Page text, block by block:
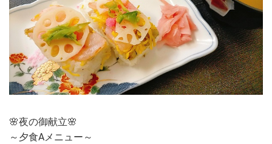
🌸夜の御献立🌸
～夕食Aメニュー～